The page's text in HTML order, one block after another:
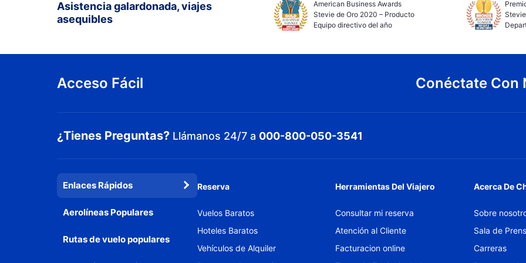
Asistencia galardonada, viajes
asequibles
American Business Awards
Stevie de Oro 2020 – Producto
Equipo directivo del año
Acceso Fácil Conéctate Con
¿Tienes Preguntas? Llámanos 24/7 a 000-800-050-3541
Enlaces Rápidos
Aerolíneas Populares
Rutas de vuelo populares
Reserva
Vuelos Baratos
Hoteles Baratos
Vehículos de Alquiler
Herramientas Del Viajero
Consultar mi reserva
Atención al Cliente
Facturacion online
Acerca De
Sobre
Sala de
Carreras